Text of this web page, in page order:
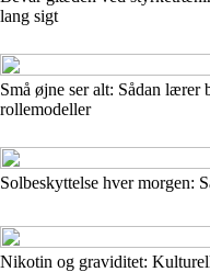
lang sigt
Små øjne ser alt: Sådan lærer
rollemodeller
Solbeskyttelse hver morgen:
Nikotin og graviditet: